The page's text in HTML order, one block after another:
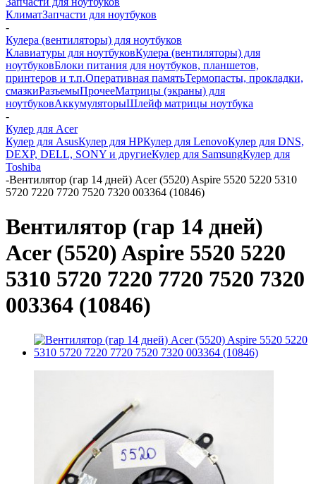
КлиматЗапчасти для ноутбуков
-
Кулера (вентиляторы) для ноутбуков
Клавиатуры для ноутбуковКулера (вентиляторы) для
ноутбуковБлоки питания для ноутбуков, планшетов,
принтеров и т.п.Оперативная памятьТермопасты, прокладки,
смазкиРазъемыПрочееМатрицы (экраны) для
ноутбуковАккумуляторыШлейф матрицы ноутбука
-
Кулер для Acer
Кулер для AsusКулер для HPКулер для LenovoКулер для DNS,
DEXP, DELL, SONY и другиеКулер для SamsungКулер для
Toshiba
-Вентилятор (гар 14 дней) Acer (5520) Aspire 5520 5220 5310
5720 7220 7720 7520 7320 003364 (10846)
Вентилятор (гар 14 дней)
Acer (5520) Aspire 5520 5220
5310 5720 7220 7720 7520 7320
003364 (10846)